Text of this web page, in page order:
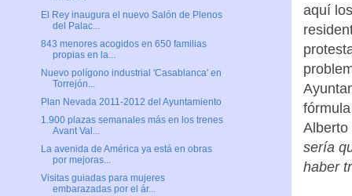
aquí
sería
haber
El Rey inaugura el nuevo Salón de Plenos
del Palac...
843 menores acogidos en 650 familias
propias en la...
Nuevo polígono industrial 'Casablanca' en
Torrejón...
Plan Nevada 2011-2012 del Ayuntamiento
1.900 plazas semanales más en los trenes
Avant Val...
La avenida de América ya está en obras
por mejoras...
Visitas guiadas para mujeres
embarazadas por el ár...